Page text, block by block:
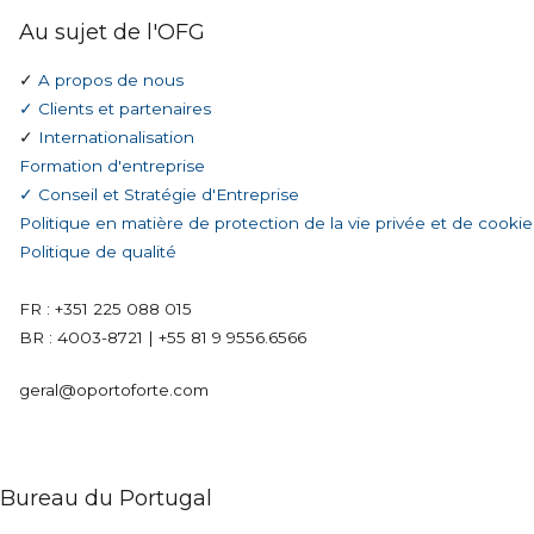
Au sujet de l'OFG
✓ A propos de nous
✓ Clients et partenaires
✓ Internationalisation
Formation d'entreprise
✓ Conseil et Stratégie d'Entreprise
Politique en matière de protection de la vie privée et de
Politique de qualité
FR : +351 225 088 015
BR : 4003-8721 | +55 81 9 9556.6566
geral@oportoforte.com
Bureau du Portugal